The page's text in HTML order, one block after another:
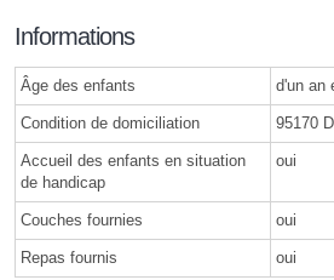
Informations
Âge des enfants d'un an
Condition de domiciliation 95170
Accueil des enfants en situation
de handicap
oui
Couches fournies oui
Repas fournis oui